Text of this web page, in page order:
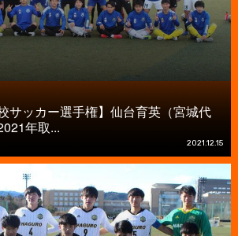
サッカー選手権】仙台育英（宮城代
年取...
2021.12.15